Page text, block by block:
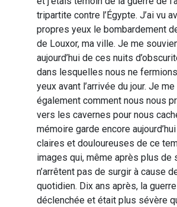
tripartite contre l’Égypte. J’ai vu
propres yeux le bombardement
de Louxor, ma ville. Je me
aujourd’hui de ces nuits
dans lesquelles nous ne
yeux avant l’arrivée du jour. Je
également comment nous nous
vers les cavernes pour nous
mémoire garde encore
claires et douloureuses de ce
images qui, même après plus de
n’arrêtent pas de surgir à cause
quotidien. Dix ans après, la
déclenchée et était plus sévère